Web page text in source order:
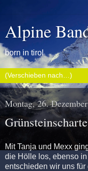
Alpine
born in tirol
Montag, 26.
Grünsteinscharte
Mit Tanja und Mexx
die Hölle los, ebenso
entschieden wir uns